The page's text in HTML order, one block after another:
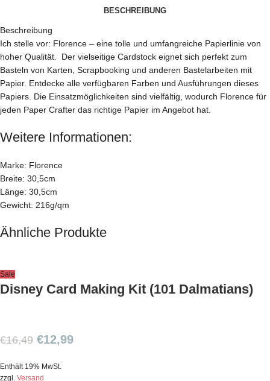
BESCHREIBUNG
Beschreibung
Ich stelle vor: Florence – eine tolle und umfangreiche Papierlinie von
hoher Qualität. Der vielseitige Cardstock eignet sich perfekt zum
Basteln von Karten, Scrapbooking und anderen Bastelarbeiten mit
Papier. Entdecke alle verfügbaren Farben und Ausführungen dieses
Papiers. Die Einsatzmöglichkeiten sind vielfältig, wodurch Florence für
jeden Paper Crafter das richtige Papier im Angebot hat.
Weitere Informationen:
Marke: Florence
Breite: 30,5cm
Länge: 30,5cm
Gewicht: 216g/qm
Ähnliche Produkte
Sale
Disney Card Making Kit (101 Dalmatians)
€16,49 €12,99
Enthält 19% MwSt.
zzgl. Versand